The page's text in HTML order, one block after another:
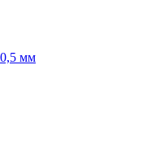
мм